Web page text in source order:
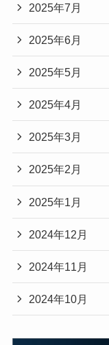
2025年7月
2025年6月
2025年5月
2025年4月
2025年3月
2025年2月
2025年1月
2024年12月
2024年11月
2024年10月